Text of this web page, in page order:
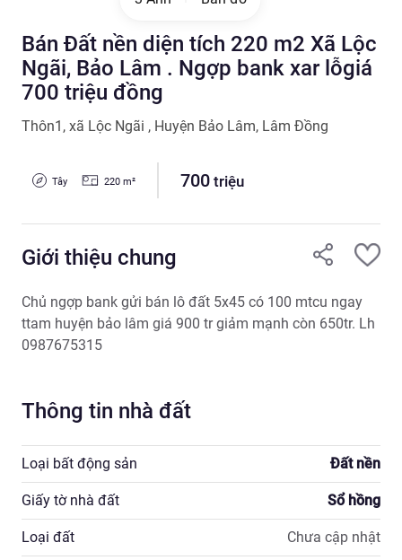
Bán Đất nền diện tích 220 m2 Xã Lộc
Ngãi, Bảo Lâm . Ngợp bank xar lỗgiá
700 triệu đồng
Thôn1 , xã Lộc Ngãi , Huyện Bảo Lâm, Lâm Đồng
Tây 220 m² 700 triệu
Giới thiệu chung
Chủ ngợp bank gửi bán lô đất 5x45 có 100 mtcu ngay
ttam huyện bảo lâm giá 900 tr giảm mạnh còn 650tr. Lh
0987675315
Thông tin nhà đất
Loại bất động sản Đất nền
Giấy tờ nhà đất Sổ hồng
Loại đất Chưa cập nhật